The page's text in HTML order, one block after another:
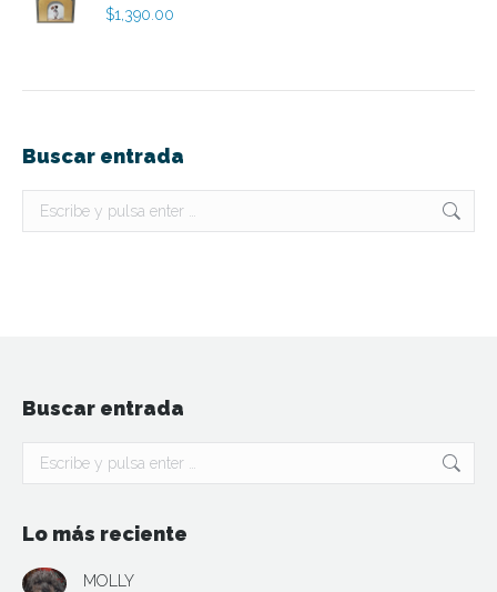
$1,390.00
Buscar entrada
Buscar:
Buscar entrada
Buscar:
Lo más reciente
MOLLY